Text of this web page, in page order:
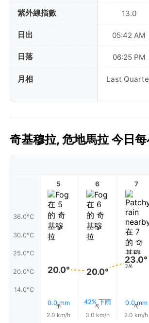
紫外線指數
日出
日落
月相
13.0
05:42 AM
06:25 PM
Last
奇基穆拉, 危地馬拉 今日
36.0°C
30.0°C
25.0°C
20.0°C
14.0°C
5
20.0°
0.0 mm
↑
2.0 km/h
6
20.0°
42% 下雨
↑
3.0 km/h
7
23.0°
0.0 mm
↑
2.0 km/h